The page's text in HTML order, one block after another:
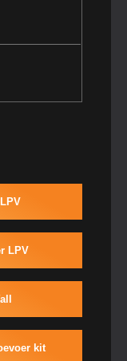
LPV
kit